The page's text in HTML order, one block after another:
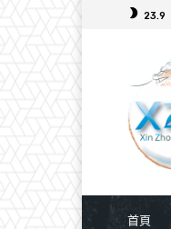
23.9
首頁